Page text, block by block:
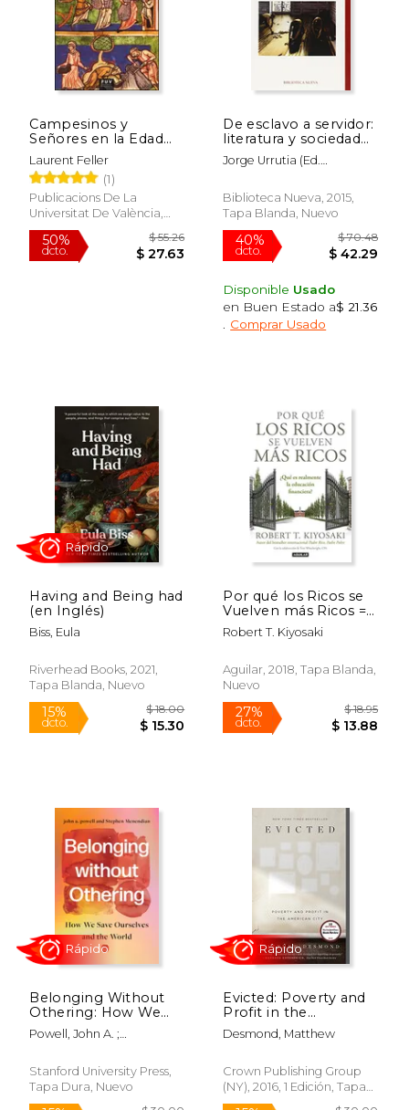
48%
dcto. dcto.
Campesinos y
Señores en la Edad
Media
Laurent Feller
(1)
Publicacions De La
Universitat De València,
2015, 1 Edición, Tapa
Blanda, Nuevo
50%
dcto.
De esclavo a servidor:
literatura y sociedad
(1825 - 1930)
Jorge Urrutia (ed.
Mollá (ed. Lit.)
Biblioteca Nueva, 2015,
Tapa Blanda, Nuevo
40%
dcto.
Disponible Usado
en Buen Estado a$ 21.36
Comprar Usado
Having and Being had
(en Inglés)
Biss, Eula
Riverhead Books, 2021,
Tapa Blanda, Nuevo
Rápido
Por qué los Ricos se
Vuelven más Ricos =
why the Rich are
Getting Richer
Robert T. Kiyosaki
Aguilar, 2018, Tapa Blanda,
Nuevo
Belonging Without
Othering: How We
Save Ourselves and
the World (en Inglés)
Powell, John A. ;
Stanford University Press,
Tapa Dura, Nuevo
Evicted: Poverty and
Profit in the
American City (en
Inglés)
Desmond, Matthew
Crown Publishing Group
(NY), 2016, 1 Edición, Tapa
Dura, Nuevo